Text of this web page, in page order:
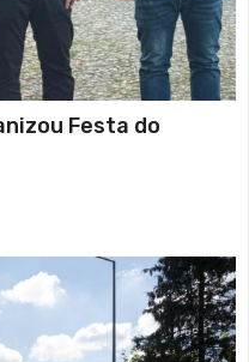
Festa do